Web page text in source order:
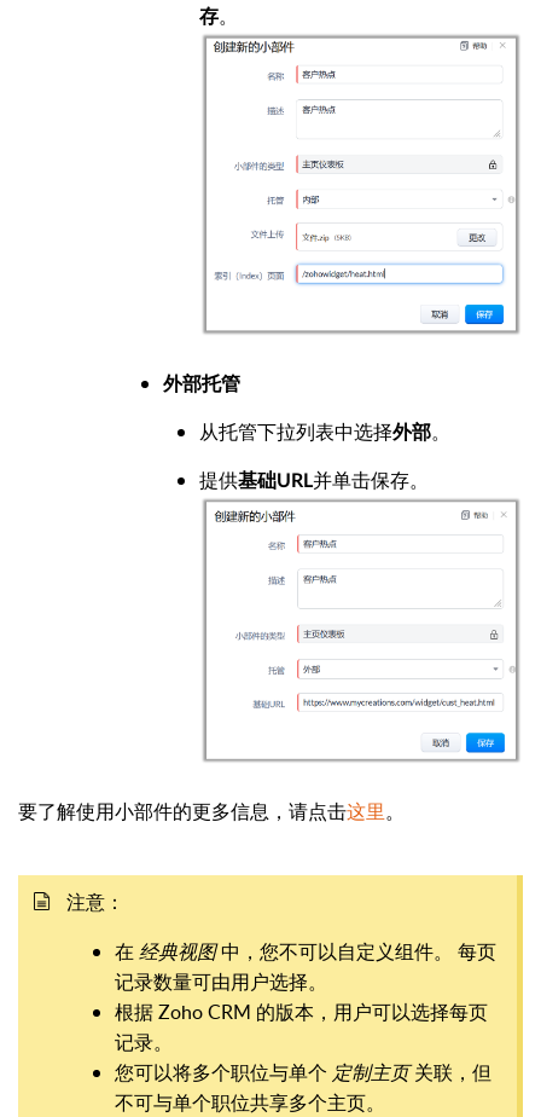
存。
外部托管
从托管下拉列表中选择外部。
提供基础URL并单击保存。
要了解使用小部件的更多信息，请点击这里。
注意：
在 经典视图中，您不可以自定义组件。 每页
记录数量可由用户选择。
根据 Zoho CRM 的版本，用户可以选择每页
记录。
您可以将多个职位与单个 定制主页关联，但
不可与单个职位共享多个主页。